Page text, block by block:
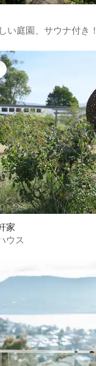
い庭園、サウナ付き！
イスです。
家
ウス